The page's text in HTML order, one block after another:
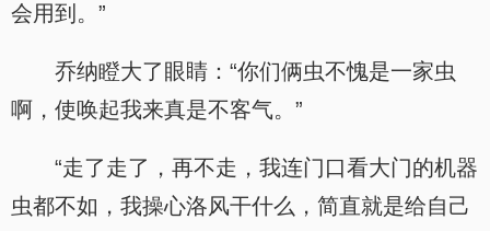
会用到。”
乔纳瞪大了眼睛：“你们俩虫不愧是一家虫
啊，使唤起我来真是不客气。”
“走了走了，再不走，我连门口看大门的机器
虫都不如，我操心洛风干什么，简直就是给自己